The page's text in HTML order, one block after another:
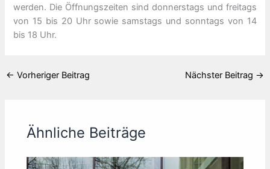
werden. Die Öffnungszeiten sind donnerstags und freitags
von 15 bis 20 Uhr sowie samstags und sonntags von 14
bis 18 Uhr.
← Vorheriger Beitrag Nächster Beitrag →
Ähnliche Beiträge